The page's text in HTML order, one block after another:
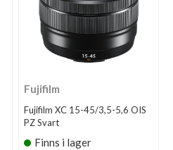
Fujifilm
Fujifilm XC 15-45/3,5-5,6 OIS
PZ Svart
Finns i lager